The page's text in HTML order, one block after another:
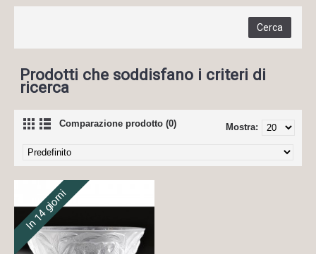
Prodotti che soddisfano i criteri di
ricerca
Comparazione prodotto (0) Mostra:
In 14 giorni